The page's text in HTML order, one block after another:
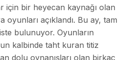
için bir heyecan kaynağı olan
oyunları açıklandı. Bu ay, tam
bulunuyor. Oyunların
kalbinde taht kuran titiz
dolu oynanışları olan birkaç